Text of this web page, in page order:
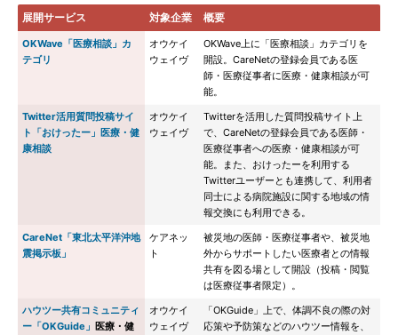
展開サービス 対象企業 概要
OKWave「医療相談」カ
テゴリ
オウケイ
ウェイヴ
OKWave上に「医療相談」カテゴリを
開設。CareNetの登録会員である医
師・医療従事者に医療・健康相談が可
能。
Twitter活用質問投稿サイ
ト「おけったー」医療・健
康相談
オウケイ
ウェイヴ
Twitterを活用した質問投稿サイト上
で、CareNetの登録会員である医師・
医療従事者への医療・健康相談が可
能。また、おけったーを利用する
Twitterユーザーとも連携して、利用者
同士による病院施設に関する地域の情
報交換にも利用できる。
CareNet「東北太平洋沖地
震掲示板」
ケアネッ
ト
被災地の医師・医療従事者や、被災地
外からサポートしたい医療者との情報
共有を図る場として開設（投稿・閲覧
は医療従事者限定）。
ハウツー共有コミュニティ
ー「OKGuide」 医療・健
オウケイ
ウェイヴ
「OKGuide」上で、体調不良の際の対
応策や予防策などのハウツー情報を、